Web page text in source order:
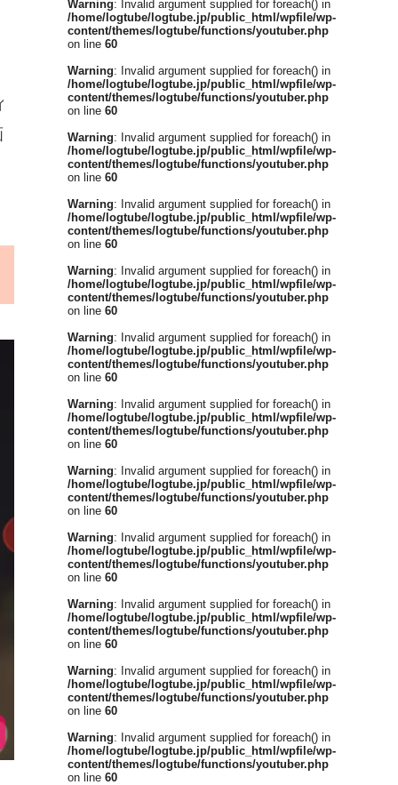
Warning: Invalid argument supplied for foreach() in
/home/logtube/logtube.jp/public_html/wpfile/wp-
content/themes/logtube/functions/youtuber.php
on line 60
Warning: Invalid argument supplied for foreach() in
/home/logtube/logtube.jp/public_html/wpfile/wp-
content/themes/logtube/functions/youtuber.php
on line 60
Warning: Invalid argument supplied for foreach() in
/home/logtube/logtube.jp/public_html/wpfile/wp-
content/themes/logtube/functions/youtuber.php
on line 60
Warning: Invalid argument supplied for foreach() in
/home/logtube/logtube.jp/public_html/wpfile/wp-
content/themes/logtube/functions/youtuber.php
on line 60
Warning: Invalid argument supplied for foreach() in
/home/logtube/logtube.jp/public_html/wpfile/wp-
content/themes/logtube/functions/youtuber.php
on line 60
Warning: Invalid argument supplied for foreach() in
/home/logtube/logtube.jp/public_html/wpfile/wp-
content/themes/logtube/functions/youtuber.php
on line 60
Warning: Invalid argument supplied for foreach() in
/home/logtube/logtube.jp/public_html/wpfile/wp-
content/themes/logtube/functions/youtuber.php
on line 60
Warning: Invalid argument supplied for foreach() in
/home/logtube/logtube.jp/public_html/wpfile/wp-
content/themes/logtube/functions/youtuber.php
on line 60
Warning: Invalid argument supplied for foreach() in
/home/logtube/logtube.jp/public_html/wpfile/wp-
content/themes/logtube/functions/youtuber.php
on line 60
Warning: Invalid argument supplied for foreach() in
/home/logtube/logtube.jp/public_html/wpfile/wp-
content/themes/logtube/functions/youtuber.php
on line 60
Warning: Invalid argument supplied for foreach() in
/home/logtube/logtube.jp/public_html/wpfile/wp-
content/themes/logtube/functions/youtuber.php
on line 60
Warning: Invalid argument supplied for foreach() in
/home/logtube/logtube.jp/public_html/wpfile/wp-
content/themes/logtube/functions/youtuber.php
on line 60